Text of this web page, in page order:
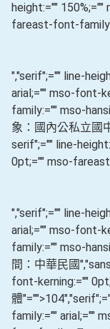
height:=""
fareast-font-
","serif";="" line-
arial;="" mso-font-
family:="" mso-
象：國內公私立國
serif";="" line-
0pt;="" mso-
","serif";="" line-
arial;="" mso-font-
family:="" mso-
間：中華民國
font-kerning:=""
體"="">104
family:="" arial;=""